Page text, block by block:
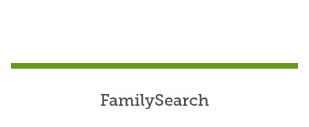
FamilySearch